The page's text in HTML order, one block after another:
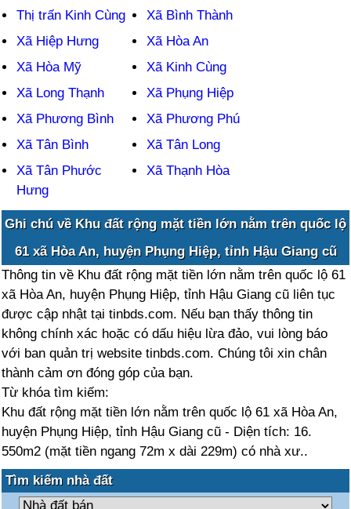
Thị trấn Kinh Cùng
Xã Bình Thành
Xã Hiệp Hưng
Xã Hòa An
Xã Hòa Mỹ
Xã Kinh Cùng
Xã Long Thạnh
Xã Phụng Hiệp
Xã Phương Bình
Xã Phương Phú
Xã Tân Bình
Xã Tân Long
Xã Tân Phước
Hưng
Xã Thạnh Hòa
Ghi chú về Khu đất rộng mặt tiền lớn nằm trên quốc lộ
61 xã Hòa An, huyện Phụng Hiệp, tỉnh Hậu Giang cũ
Thông tin về Khu đất rộng mặt tiền lớn nằm trên quốc lộ 61
xã Hòa An, huyện Phụng Hiệp, tỉnh Hậu Giang cũ liên tục
được cập nhật tại tinbds.com. Nếu bạn thấy thông tin
không chính xác hoặc có dấu hiệu lừa đảo, vui lòng báo
với ban quản trị website tinbds.com. Chúng tôi xin chân
thành cảm ơn đóng góp của bạn.
Từ khóa tìm kiếm:
Khu đất rộng mặt tiền lớn nằm trên quốc lộ 61 xã Hòa An,
huyện Phụng Hiệp, tỉnh Hậu Giang cũ - Diện tích: 16.
550m2 (mặt tiền ngang 72m x dài 229m) có nhà xư..
Tìm kiếm nhà đất